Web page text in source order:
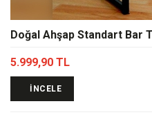
Doğal Ahşap Standart Bar
5.999,90 TL
İNCELE